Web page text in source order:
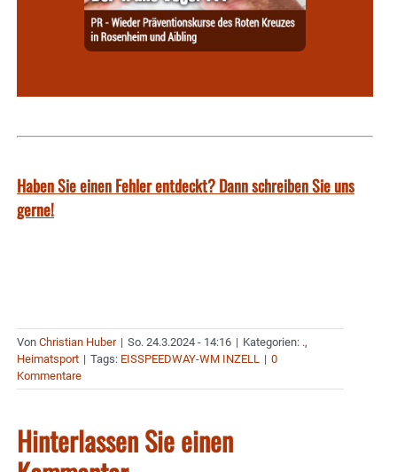
Haben Sie einen Fehler entdeckt? Dann schreiben Sie uns
gerne!
Von Christian Huber | So. 24.3.2024 - 14:16 | Kategorien: .,
Heimatsport | Tags: EISSPEEDWAY-WM INZELL | 0
Kommentare
Hinterlassen Sie einen